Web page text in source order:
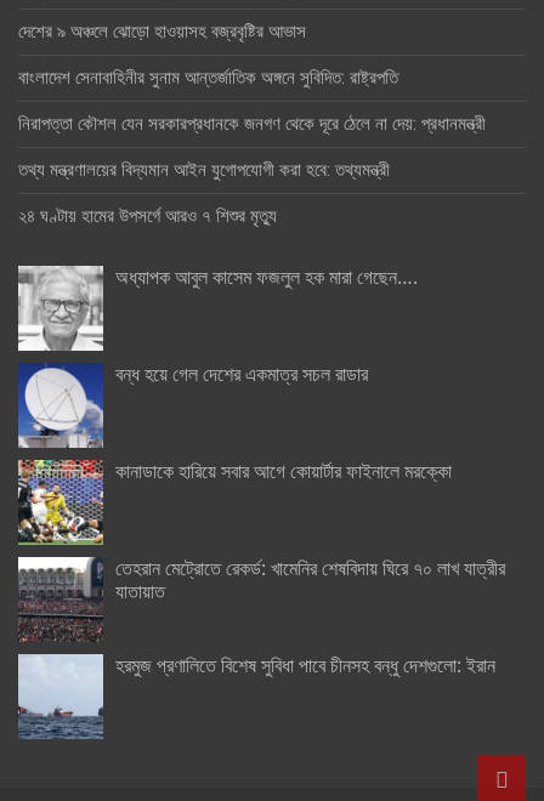
দেশের ৯ অঞ্চলে ঝোড়ো হাওয়াসহ বজ্রবৃষ্টির আভাস
বাংলাদেশ সেনাবাহিনীর সুনাম আন্তর্জাতিক অঙ্গনে সুবিদিত: রাষ্ট্রপতি
নিরাপত্তা কৌশল যেন সরকারপ্রধানকে জনগণ থেকে দূরে ঠেলে না দেয়: প্রধানমন্ত্রী
তথ্য মন্ত্রণালয়ের বিদ্যমান আইন যুগোপযোগী করা হবে: তথ্যমন্ত্রী
২৪ ঘণ্টায় হামের উপসর্গে আরও ৭ শিশুর মৃত্যু
অধ্যাপক আবুল কাসেম ফজলুল হক মারা গেছেন….
বন্ধ হয়ে গেল দেশের একমাত্র সচল রাডার
কানাডাকে হারিয়ে সবার আগে কোয়ার্টার ফাইনালে মরক্কো
তেহরান মেট্রোতে রেকর্ড: খামেনির শেষবিদায় ঘিরে ৭০ লাখ যাত্রীর
যাতায়াত
হরমুজ প্রণালিতে বিশেষ সুবিধা পাবে চীনসহ বন্ধু দেশগুলো: ইরান